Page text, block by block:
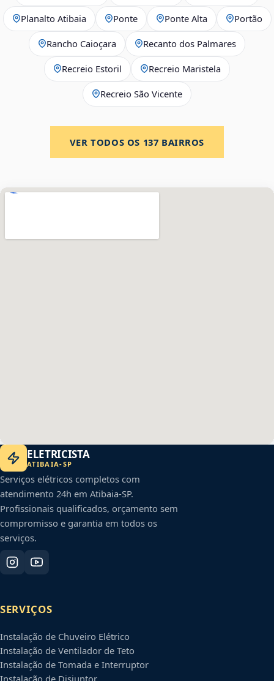
Planalto Atibaia Ponte Ponte Alta Portão
Rancho Caioçara Recanto dos Palmares
Recreio Estoril Recreio Maristela
Recreio São Vicente
VER TODOS OS 137 BAIRROS
ELETRICISTA
ATIBAIA-SP
Serviços elétricos completos com
atendimento 24h em Atibaia-SP.
Profissionais qualificados, orçamento sem
compromisso e garantia em todos os
serviços.
SERVIÇOS
Instalação de Chuveiro Elétrico
Instalação de Ventilador de Teto
Instalação de Tomada e Interruptor
Instalação de Disjuntor